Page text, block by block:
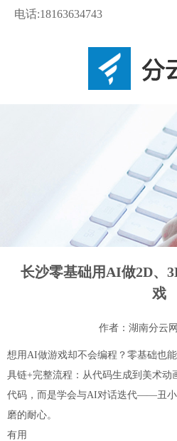
电话:18163634743
长沙零基础用AI做2D、
戏
作者：湖南分云
想用AI做游戏却不会编程？零基础也
具链+完整流程：从代码生成到美术
代码，而是学会与AI对话迭代——丑
磨的耐心。
有用